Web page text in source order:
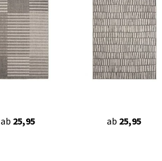
ab 25,95 ab 25,95